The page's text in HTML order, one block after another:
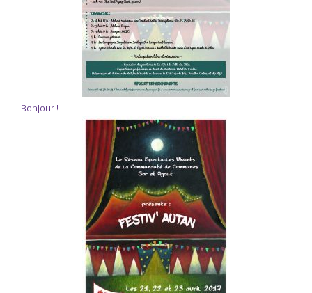
Bonjour !